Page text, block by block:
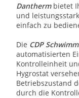
Danthermbietet
und
einfach zu
Die CDP
automatisierten
Kontrolleinheit
Hygrostat
Betriebszustand
durch die